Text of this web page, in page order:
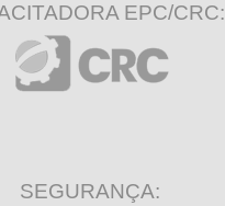
EPC/CRC:
SEGURANÇA: